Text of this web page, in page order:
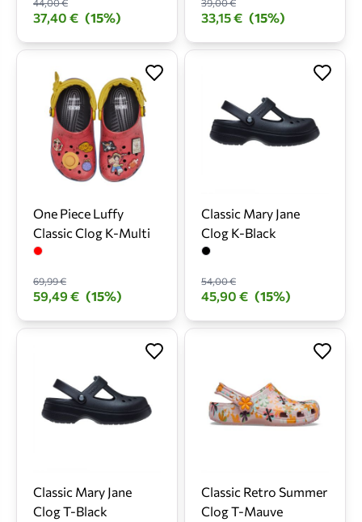
44,00 €
37,40 € (15%)
39,00 €
33,15 € (15%)
One Piece Luffy
Classic Clog K-Multi
69,99 €
59,49 € (15%)
Classic Mary Jane
Clog K-Black
54,00 €
45,90 € (15%)
Classic Mary Jane
Clog T-Black
Classic Retro Summer
Clog T-Mauve